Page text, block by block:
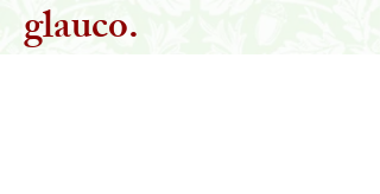
glauco.